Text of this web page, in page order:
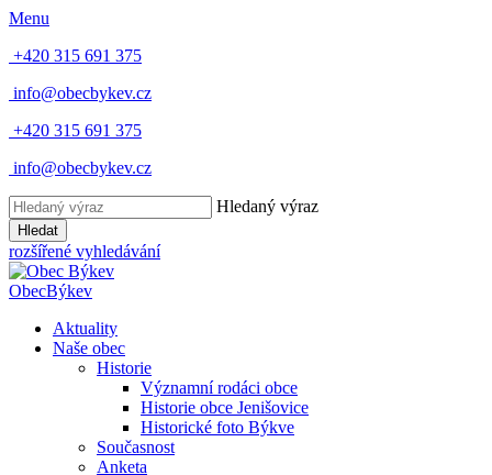
Menu
+420 315 691 375
info@obecbykev.cz
+420 315 691 375
info@obecbykev.cz
Hledaný výraz
Hledat
rozšířené vyhledávání
ObecBýkev
Aktuality
Naše obec
Historie
Významní rodáci obce
Historie obce Jenišovice
Historické foto Býkve
Současnost
Anketa